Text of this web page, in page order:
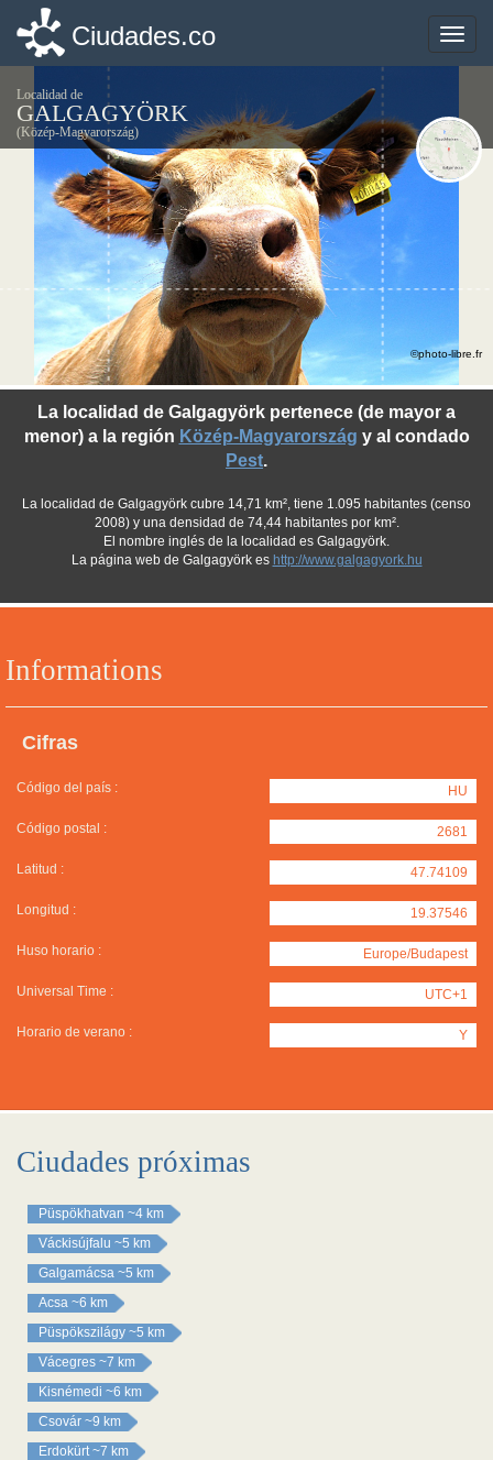
Toggle
Ciudades.co
Localidad de
GALGAGYÖRK
(Közép-Magyarország)
Informations
Cifras
Código del país : HU
Código postal : 2681
Latitud : 47.74109
Longitud : 19.37546
Huso horario : Europe/Budapest
Universal Time : UTC+1
Horario de verano : Y
La localidad de Galgagyörk pertenece (de mayor a
menor) a la región Közép-Magyarország y al condado
Pest.
La localidad de Galgagyörk cubre 14,71 km², tiene 1.095 habitantes (censo
2008) y una densidad de 74,44 habitantes por km².
El nombre inglés de la localidad es Galgagyörk.
La página web de Galgagyörk es http://www.galgagyork.hu
©photo-libre.fr
Ciudades próximas
Püspökhatvan ~4 km
Váckisújfalu ~5 km
Galgamácsa ~5 km
Acsa ~6 km
Püspökszilágy ~5 km
Vácegres ~7 km
Kisnémedi ~6 km
Csovár ~9 km
Erdokürt ~7 km
Toggle
Ciudades.co